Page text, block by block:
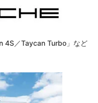
4S／Taycan Turbo」など